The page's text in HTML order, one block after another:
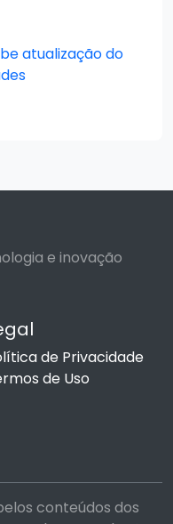
atualização do
e inovação
de Privacidade
de Uso
conteúdos dos